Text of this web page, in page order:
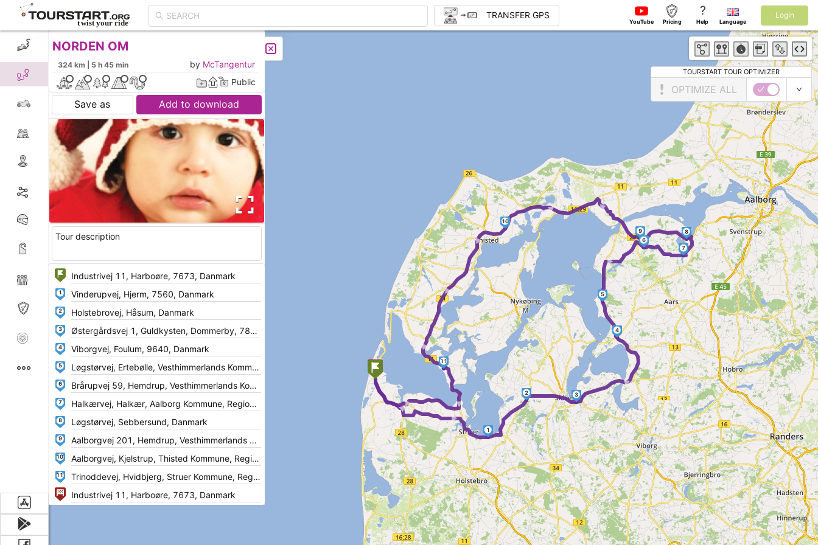
► ► ►
►
► ►
► ►
► ►
►
1
2 3
4
5
6
7
8
9
10
11
TRANSFER GPS
YouTube Pricing
?
Help Language
Login
CREATE TOUR
NORDEN OM
324 km | 5 h 45 min by McTangentur
Public
Save as Add to download
Tour description
1
2
3
4
5
6
7
8
9
10
11
TOURSTART TOUR OPTIMIZER
OPTIMIZE ALL